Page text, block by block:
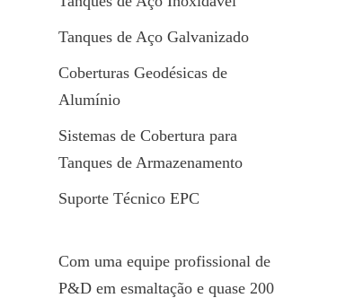
Tanques de Aço Galvanizado
Coberturas Geodésicas de
Alumínio
Sistemas de Cobertura para
Tanques de Armazenamento
Suporte Técnico EPC
Com uma equipe profissional de
P&D em esmaltação e quase 200